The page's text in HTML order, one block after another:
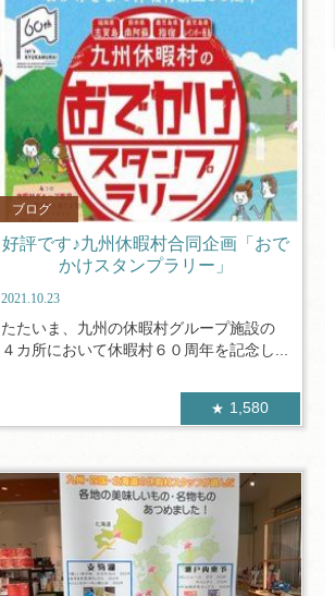
ブログ
好評です♪九州休暇村合同企画「おで
かけスタンプラリー」
2021.10.23
たたいま、九州の休暇村グループ施設の
４カ所において休暇村６０周年を記念し...
1,580